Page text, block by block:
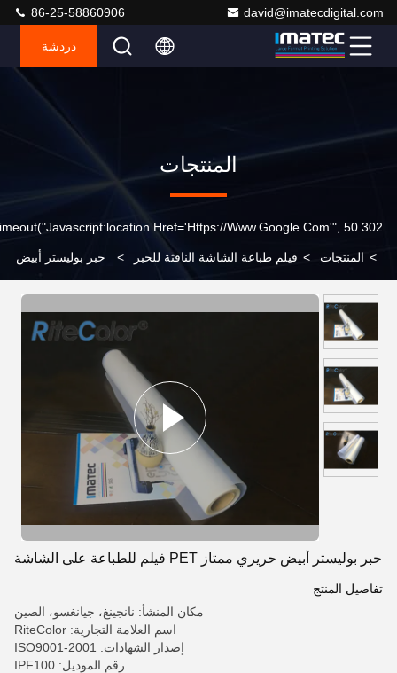
david@imatecdigital.com
86-25-58860906
دردشة
المنتجات
302 SetTimeout("javascript:location.href='https://www.google.com'", 50);
> المنتجات > فيلم طباعة الشاشة النافثة للحبر > حبر بوليستر أبيض
حبر بوليستر أبيض حريري ممتاز PET فيلم للطباعة على الشاشة
تفاصيل المنتج
مكان المنشأ: نانجينغ، جيانغسو، الصين
اسم العلامة التجارية: RiteColor
إصدار الشهادات: ISO9001-2001
رقم الموديل: IPF100